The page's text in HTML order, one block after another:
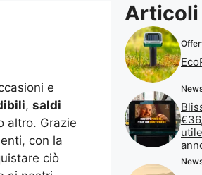
e
, saldi
altro. Grazie
con la
ciò
Articoli